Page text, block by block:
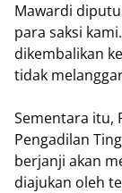
Mawardi
para saksi
dikembalikan
tidak
Sementara itu,
Pengadilan
berjanji akan
diajukan oleh